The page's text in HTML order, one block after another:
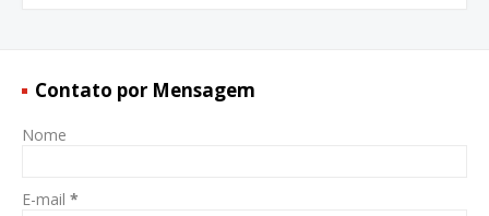
Contato por Mensagem
Nome
E-mail *